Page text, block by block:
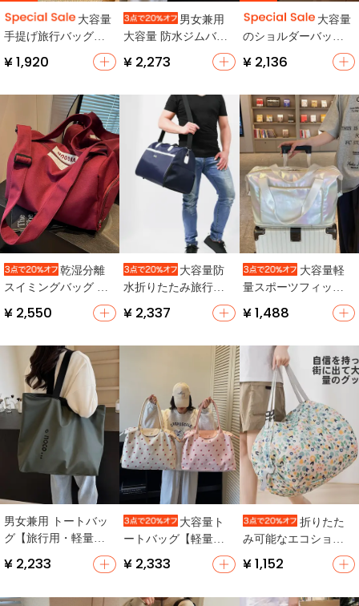
大容量
手提げ旅行バッグ
【防水・湿乾分離・
ジム用・出張対応】
¥ 1,920
男女兼用
大容量 防水ジムバッ
グ【旅行用・軽量・
ショルダー付き】
¥ 2,273
大容量
のショルダーバッグ
勤・旅行用・ジム
¥ 2,136
乾湿分離
スイミングバッグ ス
ポーツ フィットネス
バッグ 女性
¥ 2,550
大容量防
水折りたたみ旅行バ
ッグ【男女兼用・ト
ートタイプ・出張
¥ 2,337
大容量軽
量スポーツフィット
用・手提げ型・収納
¥ 1,488
男女兼用 トートバッ
グ【旅行用・軽量・
防水・ジム・ショッ
ピング対応】
¥ 2,233
大容量ト
ートバッグ【軽量・
通勤・学生用・ショ
ルダーバッグ】
¥ 2,333
折りたた
み可能なエコショッ
ピングバッグ【旅行
用・肩掛け・厚手・
¥ 1,152